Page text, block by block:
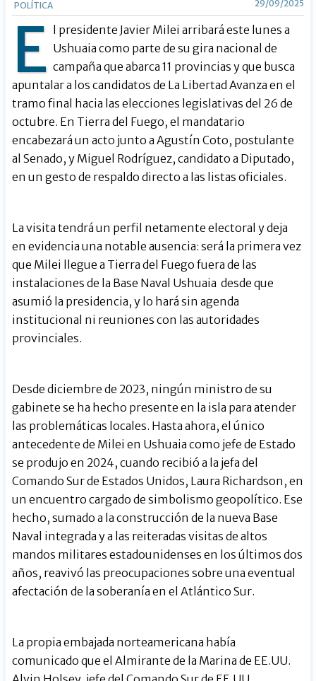
POLÍTICA 29/09/2025
E l presidente Javier Milei arribará este lunes a
Ushuaia como parte de su gira nacional de
campaña que abarca 11 provincias y que busca
apuntalar a los candidatos de La Libertad Avanza en el
tramo final hacia las elecciones legislativas del 26 de
octubre. En Tierra del Fuego, el mandatario
encabezará un acto junto a Agustín Coto, postulante
al Senado, y Miguel Rodríguez, candidato a Diputado,
en un gesto de respaldo directo a las listas oficiales.
La visita tendrá un perfil netamente electoral y deja
en evidencia una notable ausencia: será la primera vez
que Milei llegue a Tierra del Fuego fuera de las
instalaciones de la Base Naval Ushuaia desde que
asumió la presidencia, y lo hará sin agenda
institucional ni reuniones con las autoridades
provinciales.
Desde diciembre de 2023, ningún ministro de su
gabinete se ha hecho presente en la isla para atender
las problemáticas locales. Hasta ahora, el único
antecedente de Milei en Ushuaia como jefe de Estado
se produjo en 2024, cuando recibió a la jefa del
Comando Sur de Estados Unidos, Laura Richardson, en
un encuentro cargado de simbolismo geopolítico. Ese
hecho, sumado a la construcción de la nueva Base
Naval integrada y a las reiteradas visitas de altos
mandos militares estadounidenses en los últimos dos
años, reavivó las preocupaciones sobre una eventual
afectación de la soberanía en el Atlántico Sur.
La propia embajada norteamericana había
comunicado que el Almirante de la Marina de EE.UU.